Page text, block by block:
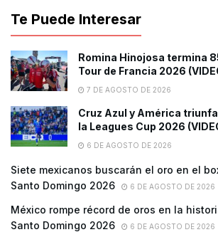
Te Puede Interesar
Romina Hinojosa termina
Tour de Francia 2026
7 DE AGOSTO DE 2026
Cruz Azul y América
la Leagues Cup 2026
6 DE AGOSTO DE 2026
Siete mexicanos buscarán el oro en el
Santo Domingo 2026
6 DE AGOSTO DE 2026
México rompe récord de oros en la
Santo Domingo 2026
6 DE AGOSTO DE 2026